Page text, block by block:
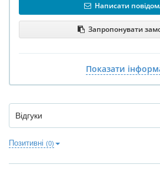
Написати
Запропонувати
Показати
Відгуки
Позитивні (0)